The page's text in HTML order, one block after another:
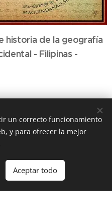
historia de la geografía
- Filipinas -
de Madrid, Madrid,
914972383
Cookies
Comenzar
un correcto funcionamiento
y para ofrecer la mejor
Aceptar todo